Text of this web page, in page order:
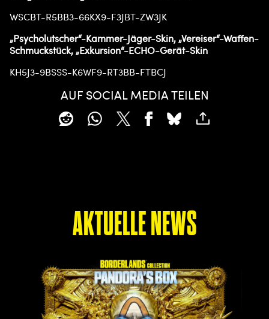
WSCBT-R5BB3-66KX9-F3JBT-ZW3JK
„Psycholutscher“-Kammer-Jäger-Skin, „Vereiser“-Waffen-
Schmuckstück, „Exkursion“-ECHO-Gerät-Skin
KH5J3-9BSSS-K6WF9-RT3BB-FTBCJ
AUF SOCIAL MEDIA TEILEN
AKTUELLE NEWS